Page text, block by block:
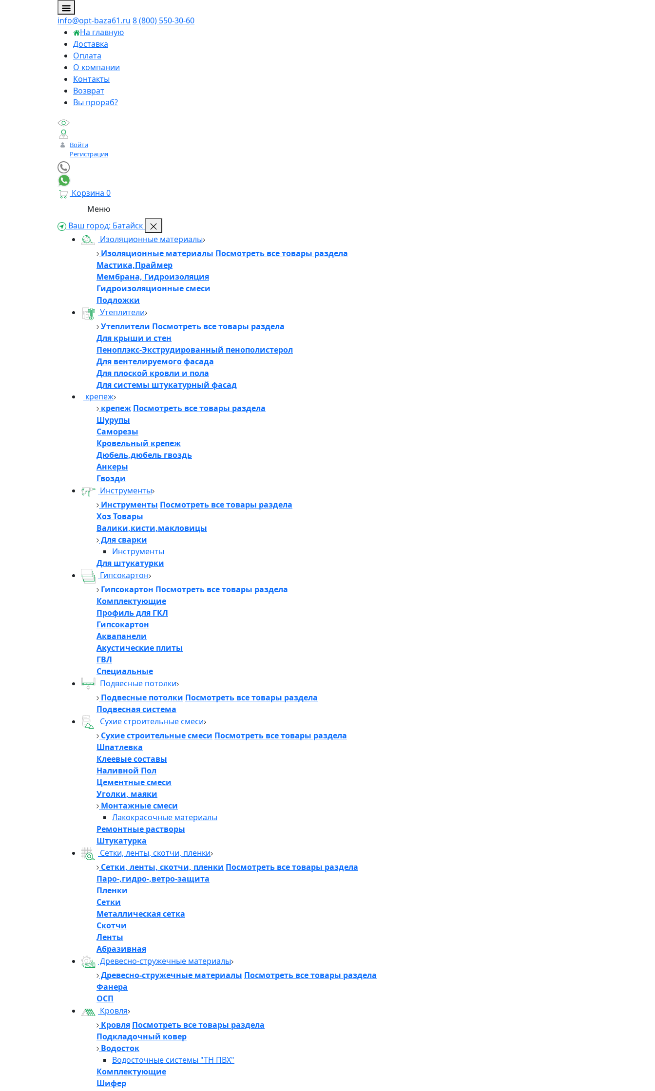
info@opt-baza61.ru 8 (800) 550-30-60
На главную
Доставка
Оплата
О компании
Контакты
Возврат
Вы прораб?
Войти
Регистрация
Корзина 0
Меню
Ваш город: Батайск
Изоляционные материалы
Изоляционные материалы Посмотреть все товары раздела
Мастика,Праймер
Мембрана, Гидроизоляция
Гидроизоляционные смеси
Подложки
Утеплители
Утеплители Посмотреть все товары раздела
Для крыши и стен
Пеноплэкс-Экструдированный пенополистерол
Для вентелируемого фасада
Для плоской кровли и пола
Для системы штукатурный фасад
крепеж
крепеж Посмотреть все товары раздела
Шурупы
Саморезы
Кровельный крепеж
Дюбель,дюбель гвоздь
Анкеры
Гвозди
Инструменты
Инструменты Посмотреть все товары раздела
Хоз Товары
Валики,кисти,макловицы
Для сварки
Инструменты
Для штукатурки
Гипсокартон
Гипсокартон Посмотреть все товары раздела
Комплектующие
Профиль для ГКЛ
Гипсокартон
Аквапанели
Акустические плиты
ГВЛ
Специальные
Подвесные потолки
Подвесные потолки Посмотреть все товары раздела
Подвесная система
Сухие строительные смеси
Сухие строительные смеси Посмотреть все товары раздела
Шпатлевка
Клеевые составы
Наливной Пол
Цементные смеси
Уголки, маяки
Монтажные смеси
Лакокрасочные материалы
Ремонтные растворы
Штукатурка
Сетки, ленты, скотчи, пленки
Сетки, ленты, скотчи, пленки Посмотреть все товары раздела
Паро-,гидро-,ветро-защита
Пленки
Сетки
Металлическая сетка
Скотчи
Ленты
Абразивная
Древесно-стружечные материалы
Древесно-стружечные материалы Посмотреть все товары раздела
Фанера
ОСП
Кровля
Кровля Посмотреть все товары раздела
Подкладочный ковер
Водосток
Водосточные системы "ТН ПВХ"
Комплектующие
Шифер